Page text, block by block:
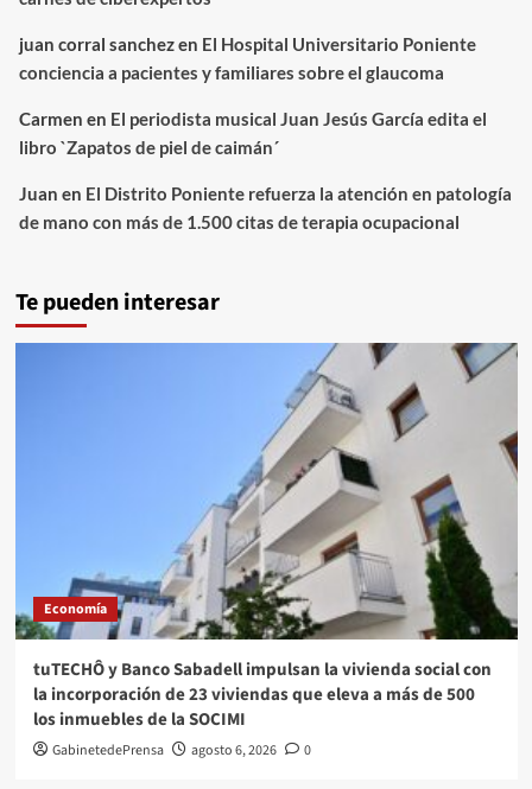
juan corral sanchezen El Hospital Universitario Poniente
conciencia a pacientes y familiares sobre el glaucoma
Carmen en El periodista musical Juan Jesús García edita el
libro `Zapatos de piel de caimán´
Juan en El Distrito Poniente refuerza la atención en patología
de mano con más de 1.500 citas de terapia ocupacional
Te pueden interesar
Economía
tuTECHÔ y Banco Sabadell impulsan la vivienda social con
la incorporación de 23 viviendas que eleva a más de 500
los inmuebles de la SOCIMI
GabinetedePrensa agosto 6, 2026 0